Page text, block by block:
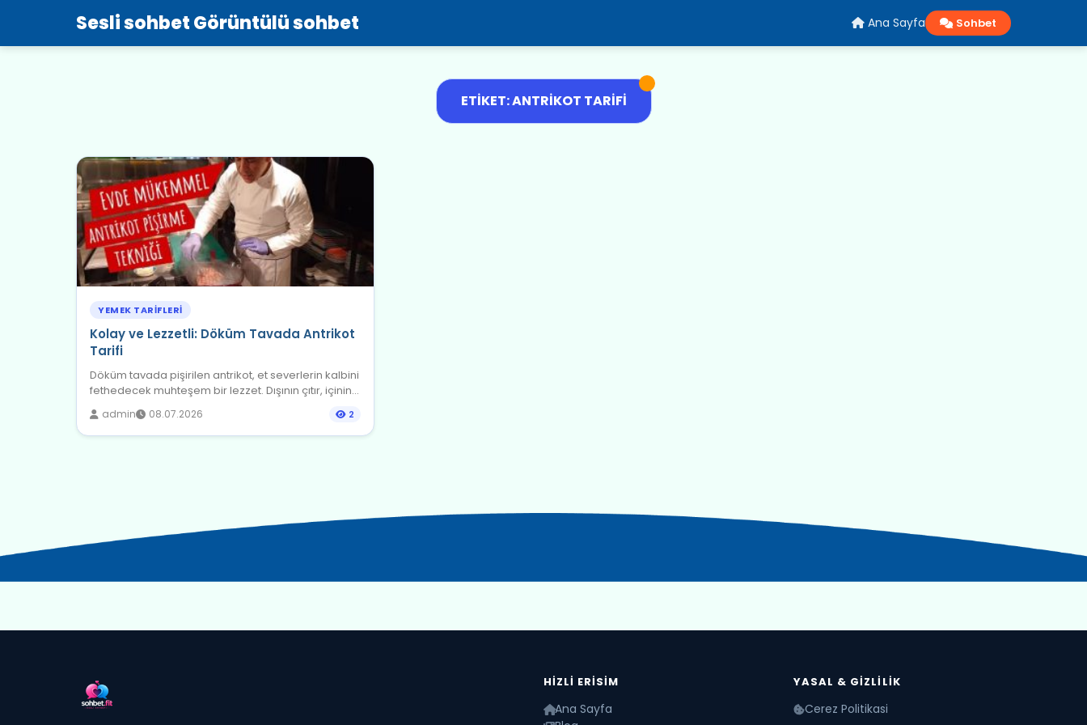
Sesli sohbet Görüntülü sohbet Ana Sayfa Sohbet
ETIKET: ANTRIKOT TARIFI
YEMEK TARIFLERI
Kolay ve Lezzetli: Döküm Tavada Antrikot
Tarifi
Döküm tavada pişirilen antrikot, et severlerin kalbini
fethedecek muhteşem bir lezzet. Dışının çıtır, içinin...
admin 08.07.2026 2
HIZLI ERISIM
Ana Sayfa
YASAL & GIZLILIK
Cerez Politikasi